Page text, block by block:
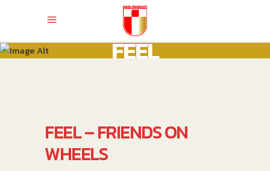
FEEL
FEEL – FRIENDS ON
WHEELS